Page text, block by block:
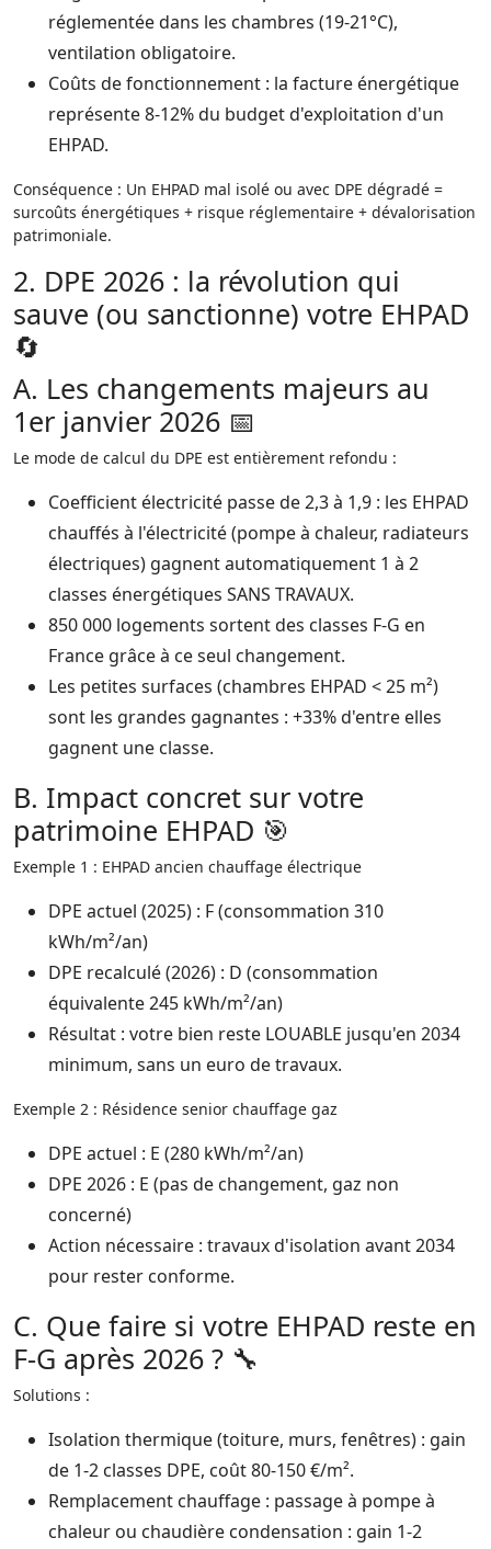
réglementée dans les chambres (19-21°C),
ventilation obligatoire.​
Coûts de fonctionnement : la facture énergétique
représente 8-12% du budget d'exploitation d'un
EHPAD.​
Conséquence : Un EHPAD mal isolé ou avec DPE dégradé =
surcoûts énergétiques + risque réglementaire + dévalorisation
patrimoniale.​
2. DPE 2026 : la révolution qui
sauve (ou sanctionne) votre EHPAD
🔄
A. Les changements majeurs au
1er janvier 2026 📅
Le mode de calcul du DPE est entièrement refondu :
Coefficient électricité passe de 2,3 à 1,9 : les EHPAD
chauffés à l'électricité (pompe à chaleur, radiateurs
électriques) gagnent automatiquement 1 à 2
classes énergétiques SANS TRAVAUX.​
850 000 logements sortent des classes F-G en
France grâce à ce seul changement.​
Les petites surfaces (chambres EHPAD < 25 m²)
sont les grandes gagnantes : +33% d'entre elles
gagnent une classe.​
B. Impact concret sur votre
patrimoine EHPAD 🎯
Exemple 1 : EHPAD ancien chauffage électrique
DPE actuel (2025) : F (consommation 310
kWh/m²/an)
DPE recalculé (2026) : D (consommation
équivalente 245 kWh/m²/an)
Résultat : votre bien reste LOUABLE jusqu'en 2034
minimum, sans un euro de travaux.​
Exemple 2 : Résidence senior chauffage gaz
DPE actuel : E (280 kWh/m²/an)
DPE 2026 : E (pas de changement, gaz non
concerné)
Action nécessaire : travaux d'isolation avant 2034
pour rester conforme.​
C. Que faire si votre EHPAD reste en
F-G après 2026 ? 🔧
Solutions :
Isolation thermique (toiture, murs, fenêtres) : gain
de 1-2 classes DPE, coût 80-150 €/m².​
Remplacement chauffage : passage à pompe à
chaleur ou chaudière condensation : gain 1-2